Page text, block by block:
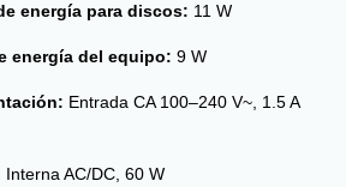
energía para discos: 11 W
energía del equipo: 9 W
Entrada CA 100–240 V~, 1.5 A
Interna AC/DC, 60 W